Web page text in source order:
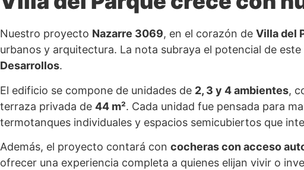
Nuestro proyecto Nazarre 3069, en el corazón de Villa del
urbanos y arquitectura. La nota subraya el potencial de
Desarrollos.
El edificio se compone de unidades de 2, 3 y 4 ambientes,
terraza privada de 44 m². Cada unidad fue pensada para
termotanques individuales y espacios semicubiertos que
Además, el proyecto contará con cocheras con acceso
ofrecer una experiencia completa a quienes elijan vivir o